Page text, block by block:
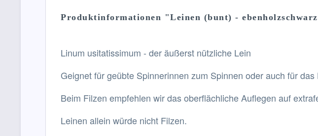
Produktinformationen "Leinen (bunt) -
Linum usitatissimum - der äußerst nützliche Lein
Geignet für geübte Spinnerinnen zum Spinnen oder auch für das
Beim Filzen empfehlen wir das oberflächliche Auflegen auf
Leinen allein würde nicht Filzen.